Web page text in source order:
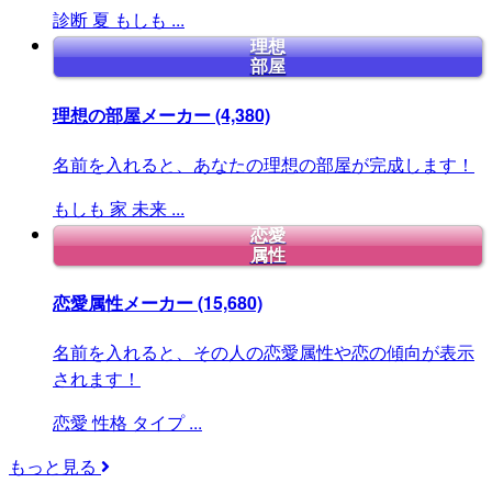
診断 夏 もしも ...
理想
部屋
理想の部屋メーカー(4,380)
名前を入れると、あなたの理想の部屋が完成します！
もしも 家 未来 ...
恋愛
属性
恋愛属性メーカー(15,680)
名前を入れると、その人の恋愛属性や恋の傾向が表示
されます！
恋愛 性格 タイプ ...
もっと見る